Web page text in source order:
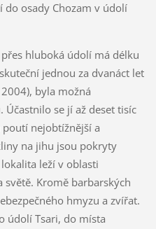
do osady Chozam v údolí
hluboká údolí má délku
jednou za dvanáct let
byla možná
se jí až deset tisíc
poutí nejobtížnější a
na jihu jsou pokryty
leží v oblasti
světě. Kromě barbarských
hmyzu a zvířat.
údolí Tsari, do místa